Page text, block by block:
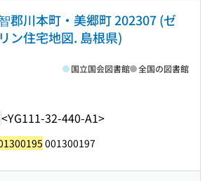
郡川本町・美郷町 202307 (ゼ
ン住宅地図. 島根県)
<YG111-32-440-A1>
国立国会図書館 全国の図書館
001300197